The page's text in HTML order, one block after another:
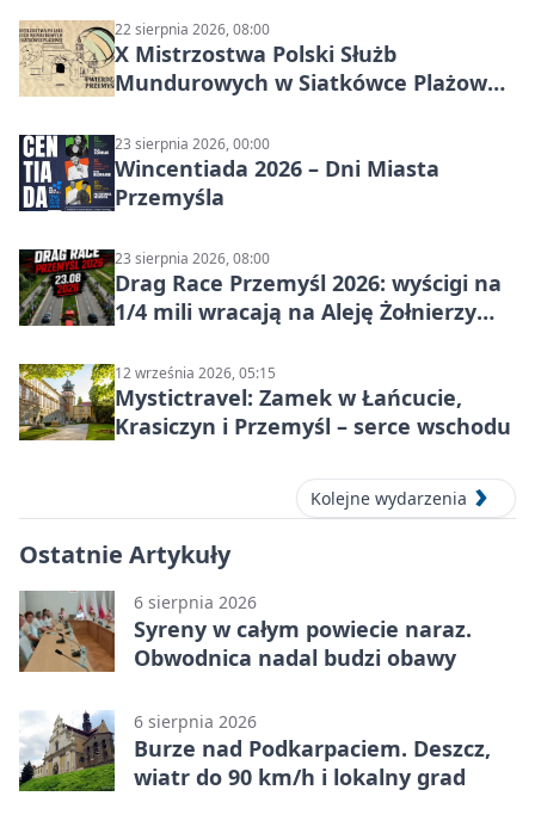
22 sierpnia 2026, 08:00
X Mistrzostwa Polski Służb
Mundurowych w Siatkówce Plażowej
23 sierpnia 2026, 00:00
Wincentiada 2026 – Dni Miasta
Przemyśla
23 sierpnia 2026, 08:00
Drag Race Przemyśl 2026: wyścigi na
1/4 mili wracają na Aleję Żołnierzy
12 września 2026, 05:15
Mystictravel: Zamek w Łańcucie,
Krasiczyn i Przemyśl – serce wschodu
Kolejne wydarzenia
Ostatnie Artykuły
6 sierpnia 2026
Syreny w całym powiecie naraz.
Obwodnica nadal budzi obawy
6 sierpnia 2026
Burze nad Podkarpaciem. Deszcz,
wiatr do 90 km/h i lokalny grad